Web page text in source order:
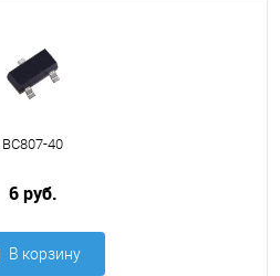
BC807-40
6 руб.
В корзину